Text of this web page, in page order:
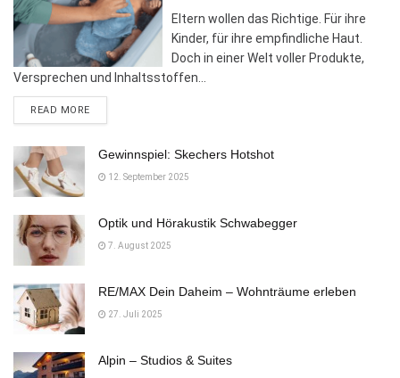
Eltern wollen das Richtige. Für ihre
Kinder, für ihre empfindliche Haut.
Doch in einer Welt voller Produkte,
Versprechen und Inhaltsstoffen...
READ MOREDETAILS
Gewinnspiel: Skechers Hotshot
12. September 2025
Optik und Hörakustik Schwabegger
7. August 2025
RE/MAX Dein Daheim – Wohnträume erleben
27. Juli 2025
Alpin – Studios & Suites